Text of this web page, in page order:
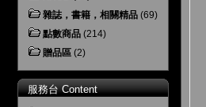
雜誌，書籍，相關精品 (69)
點數商品 (214)
贈品區 (2)
服務台 Content